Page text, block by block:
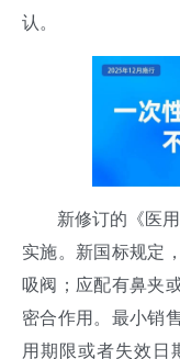
认 。
新修订的《医
实施。新国标规定
吸阀；应配有鼻夹
密合作用。最小销
用期限或者失效日